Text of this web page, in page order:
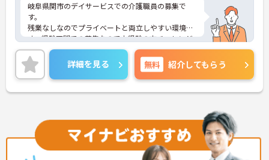
岐阜県関市のデイサービスでの介護職員の募集で
す。
残業なしなのでプライベートと両立しやすい環境で
す。経験不問での募集なので未経験の方チャレンジ
OK！
ご興味のある方は、面接のポイントをお伝えします
のでお気軽にお問い合せください。
詳細を見る 無料 紹介してもらう